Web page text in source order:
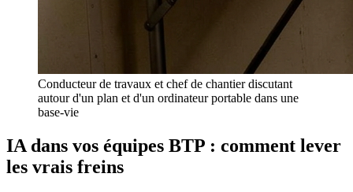
Conducteur de travaux et chef de chantier discutant
autour d'un plan et d'un ordinateur portable dans une
base-vie
IA dans vos équipes BTP : comment lever
les vrais freins